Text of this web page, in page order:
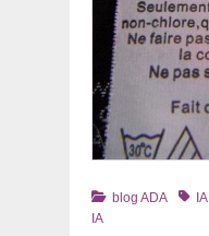
Catégories
blog ADA Tags
IA
IA